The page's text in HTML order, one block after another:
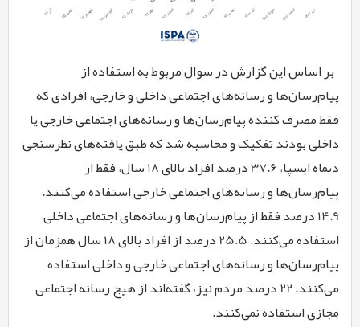
بر اساس این گزارش در سوال مربوط به استفاده از
پیامرسان‌ها و رسانه‌های اجتماعی داخلی و خارجی، افرادی که
فقط مصرف کنندهپیامرسان‌هاو رسانه‌های اجتماعی خارجی یا
داخلی بودند تفکیک و محاسبه شد که طبق یافتههای نظرسنجی
دیماه ایسپا، 37.6 درصد افراد بالای 18 سال، فقط از
پیامرسان‌هاو رسانه‌های اجتماعی خارجی استفاده میکنند.
14.9 درصد فقط از
پیامرسان‌هاو رسانه‌های اجتماعی داخلی
استفاده میکنند. 25.5 درصد از افراد بالای 18 سال همزمان از
پیامرسان‌هاو رسانه‌های اجتماعی خارجی و داخلی استفاده
می
کنند. 22 درصد مردم نیز، گفته‌اند از هیچ رسانه اجتماعی
مجازی استفاده نمی‌کنند.